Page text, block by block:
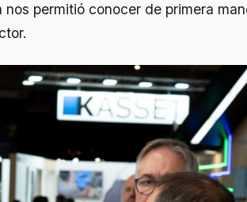
permitió conocer de primera